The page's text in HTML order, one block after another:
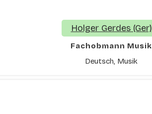
Holger Gerdes (Ger)
Fachobmann Musik
Deutsch, Musik